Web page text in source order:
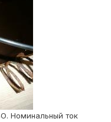
Номинальный ток